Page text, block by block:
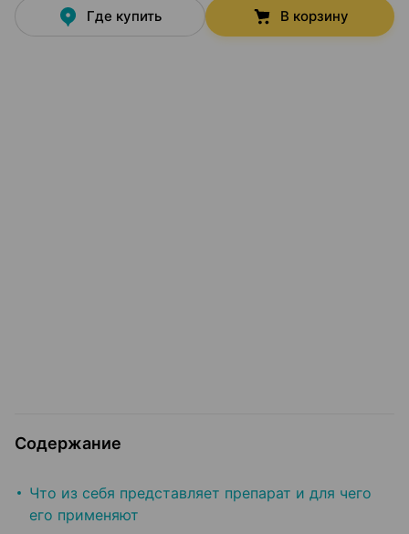
Где купить В корзину
Содержание
Что из себя представляет препарат и для чего
его применяют